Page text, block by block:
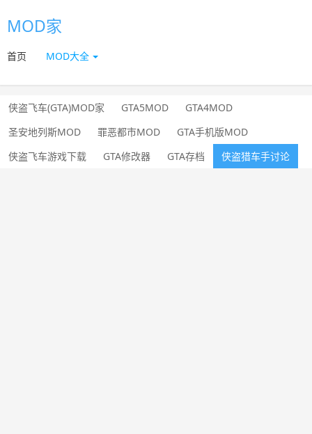
MOD家
首页 MOD大全
侠盗飞车(GTA)MOD家 GTA5MOD
GTA4MOD
圣安地列斯MOD
罪恶都市MOD
GTA手机版MOD
侠盗飞车游戏下载
GTA修改器 GTA存档 侠盗猎车手讨论